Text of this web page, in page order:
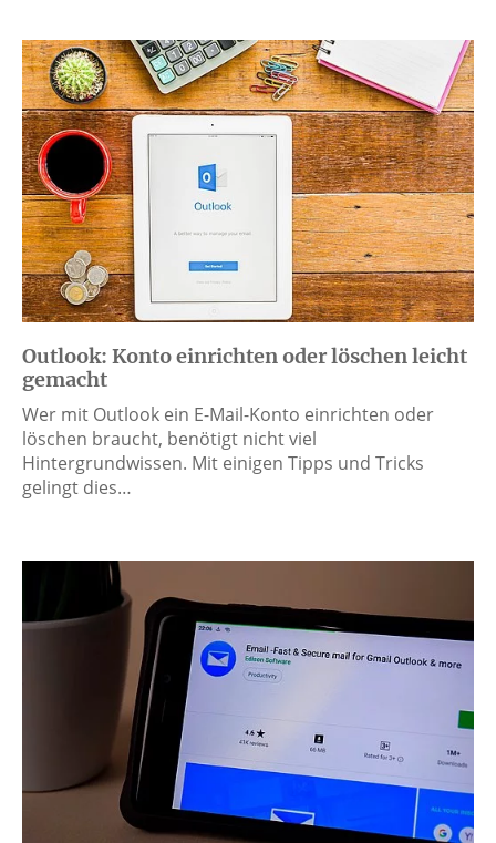
Outlook: Konto einrichten oder löschen leicht
gemacht
Wer mit Outlook ein E-Mail-Konto einrichten oder
löschen braucht, benötigt nicht viel
Hintergrundwissen. Mit einigen Tipps und Tricks
gelingt dies…